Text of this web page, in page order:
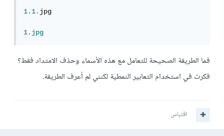
1.1.jpg
1.jpg
فما الطريقة الصحيحة للتعامل مع هذه الأسماء وحذف الامتداد فقط؟
فكرت في استخدام التعابير النمطية لكنني لم أعرف الطريقة.
اقتباس